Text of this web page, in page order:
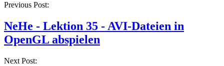
Previous Post:
NeHe - Lektion 35 - AVI-Dateien in
OpenGL abspielen
Next Post: